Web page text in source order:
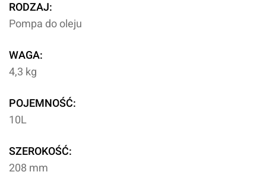
RODZAJ:
Pompa do oleju
WAGA:
4,3 kg
POJEMNOŚĆ:
10L
SZEROKOŚĆ:
208 mm